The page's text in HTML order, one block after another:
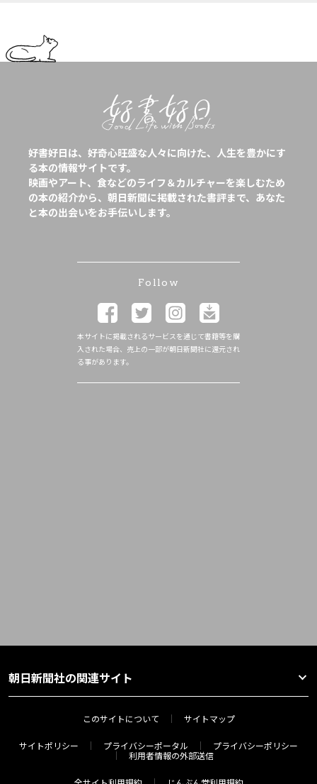
好書好日は、好奇心旺盛な人々に向けた、人生を豊かにす
る本の情報サイトです。
映画やアート、食などのライフ＆カルチャーを楽しむため
の本の紹介から、朝日新聞に掲載された書評まで、あなた
と本の出会いをお手伝いします。
Follow
本サイトに掲載されるサービスを通じて書籍等を購
入された場合、売上の一部が朝日新聞社に還元され
る事があります。
朝日新聞社の関連サイト
このサイトについて サイトマップ
サイトポリシー プライバシーポータル
プライバシーポリシー
利用者情報の外部送信